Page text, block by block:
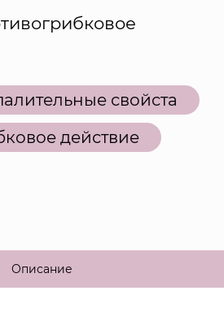
свойста
действие
Описание